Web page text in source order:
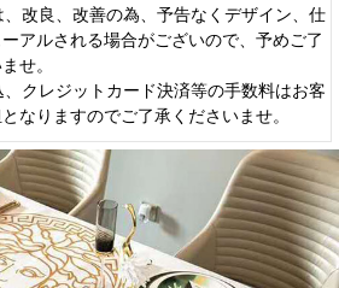
改良、改善の為、予告なくデザイン、仕
アルされる場合がございので、予めご了
せ。
クレジットカード決済等の手数料はお客
なりますのでご了承くださいませ。